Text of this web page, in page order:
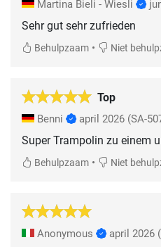
Martina Bieli - Wiesli
Sehr gut sehr zufrieden
Behulpzaam • Niet
Top
Benni april 2026 (SA-
Super Trampolin zu einem
Behulpzaam • Niet
Anonymous april 2026